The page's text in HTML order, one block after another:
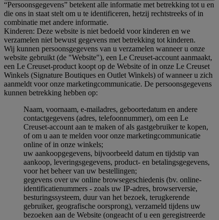
“Persoonsgegevens” betekent alle informatie met betrekking tot u en
die ons in staat stelt om u te identificeren, hetzij rechtstreeks of in
combinatie met andere informatie.
Kinderen: Deze website is niet bedoeld voor kinderen en we
verzamelen niet bewust gegevens met betrekking tot kinderen.
Wij kunnen persoonsgegevens van u verzamelen wanneer u onze
website gebruikt (de "Website"), een Le Creuset-account aanmaakt,
een Le Creuset-product koopt op de Website of in onze Le Creuset
Winkels (Signature Boutiques en Outlet Winkels) of wanneer u zich
aanmeldt voor onze marketingcommunicatie. De persoonsgegevens
kunnen betrekking hebben op:
Naam, voornaam, e-mailadres, geboortedatum en andere
contactgegevens (adres, telefoonnummer), om een Le
Creuset-account aan te maken of als gastgebruiker te kopen,
of om u aan te melden voor onze marketingcommunicatie
online of in onze winkels;
uw aankoopgegevens, bijvoorbeeld datum en tijdstip van
aankoop, leveringsgegevens, product- en betalingsgegevens,
voor het beheer van uw bestellingen;
gegevens over uw online browsegeschiedenis (bv. online-
identificatienummers - zoals uw IP-adres, browserversie,
besturingssysteem, duur van het bezoek, terugkerende
gebruiker, geografische oorsprong), verzameld tijdens uw
bezoeken aan de Website (ongeacht of u een geregistreerde